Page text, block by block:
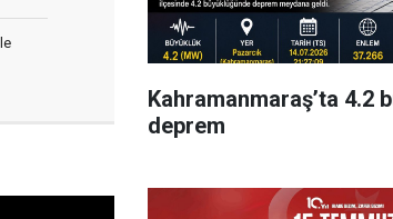
Kahramanmaraş’ta 4.2
deprem